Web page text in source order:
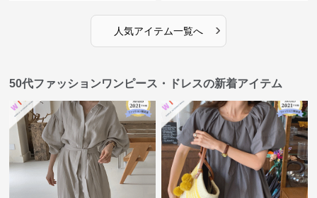
人気アイテム一覧へ ›
50代ファッションワンピース・ドレスの新着アイテム